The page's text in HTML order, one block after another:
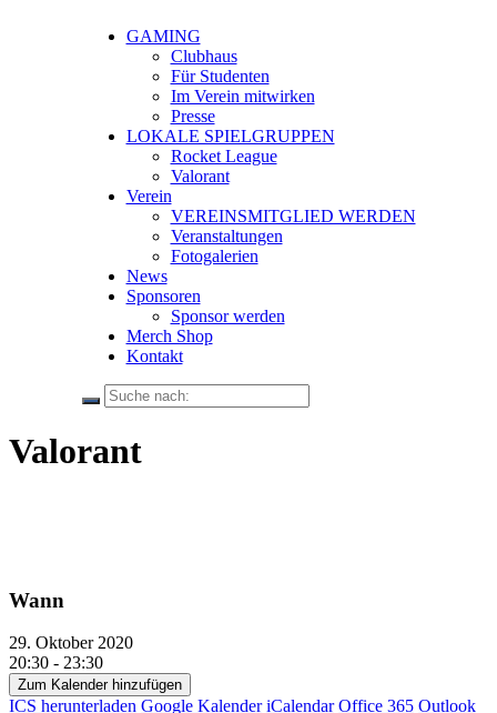
GAMING
Clubhaus
Für Studenten
Im Verein mitwirken
Presse
LOKALE SPIELGRUPPEN
Rocket League
Valorant
Verein
VEREINSMITGLIED WERDEN
Veranstaltungen
Fotogalerien
News
Sponsoren
Sponsor werden
Merch Shop
Kontakt
Valorant
Wann
29. Oktober 2020
20:30 - 23:30
Zum Kalender hinzufügen
ICS herunterladen Google Kalender iCalendar Office 365 Outlook